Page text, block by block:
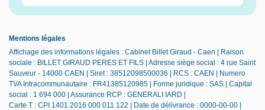
Mentions légales
Affichage des informations légales : Cabinet Billet Giraud - Caen | Raison
sociale : BILLET GIRAUD PERES ET FILS | Adresse siège social : 4 rue Saint
Sauveur - 14000 CAEN | Siret : 38512098500036 | RCS : CAEN | Numero
TVA Intracommunautaire : FR41385120985 | Forme juridique : SAS | Capital
social : 1 694 000 | Assurance RCP : GENERALI IARD |
Carte T : CPI 1401 2016 000 011 122 | Date de délivrance : 0000-00-00 |